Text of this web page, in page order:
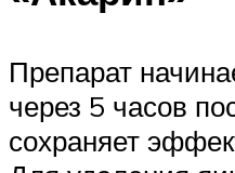
Препарат
через 5 часов
сохраняет